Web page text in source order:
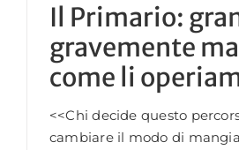
Il Primario:
gravemente
come li
<<Chi decide questo
cambiare il modo di